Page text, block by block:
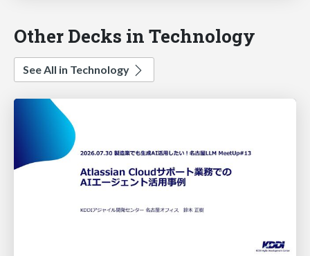
Other Decks in Technology
See All in Technology